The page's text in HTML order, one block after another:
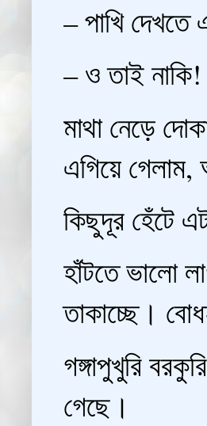
– পাখি দেখতে
– ও তাই
মাথা নেড়ে
এগিয়ে গেলাম,
কিছুদূর হেঁটে
হাঁটতে ভালো
তাকাচ্ছে।
গঙ্গাপুখুরি
গেছে।